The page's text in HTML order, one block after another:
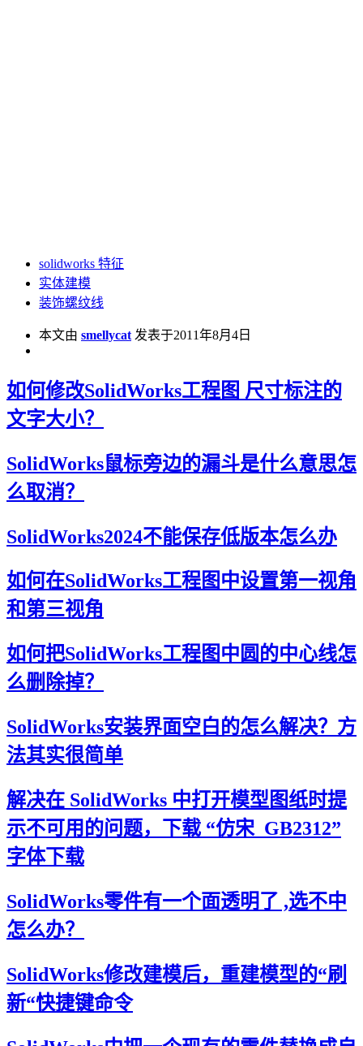
solidworks 特征
实体建模
装饰螺纹线
本文由 smellycat 发表于2011年8月4日
如何修改SolidWorks工程图 尺寸标注的
文字大小？
SolidWorks鼠标旁边的漏斗是什么意思怎
么取消？
SolidWorks2024不能保存低版本怎么办
如何在SolidWorks工程图中设置第一视角
和第三视角
如何把SolidWorks工程图中圆的中心线怎
么删除掉？
SolidWorks安装界面空白的怎么解决？方
法其实很简单
解决在 SolidWorks 中打开模型图纸时提
示不可用的问题，下载 “仿宋_GB2312”
字体下载
SolidWorks零件有一个面透明了 ,选不中
怎么办？
SolidWorks修改建模后，重建模型的“刷
新“快捷键命令